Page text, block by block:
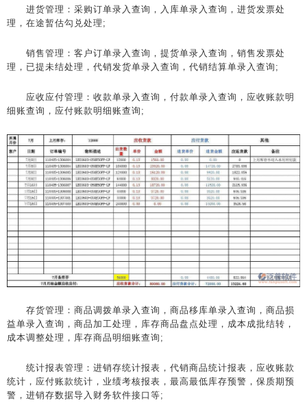
进货管理：采购订单录入查询，入库单录入查询，进货发票处
理，在途暂估勾兑处理;
销售管理：客户订单录入查询，提货单录入查询，销售发票处
理，已提未结处理，代销发货单录入查询，代销结算单录入查询;
应收应付管理：收款单录入查询，付款单录入查询，应收账款明
细账查询，应付账款明细账查询;
存货管理：商品调拨单录入查询，商品移库单录入查询，商品损
益单录入查询，商品加工处理，库存商品盘点处理，成本成批结转，
成本调整处理，库存商品明细账查询;
统计报表管理：进销存统计报表，代销商品统计报表，应收账款
统计，应付账款统计，业绩考核报表，最高最低库存预警，保质期预
警，进销存数据导入财务软件接口等;